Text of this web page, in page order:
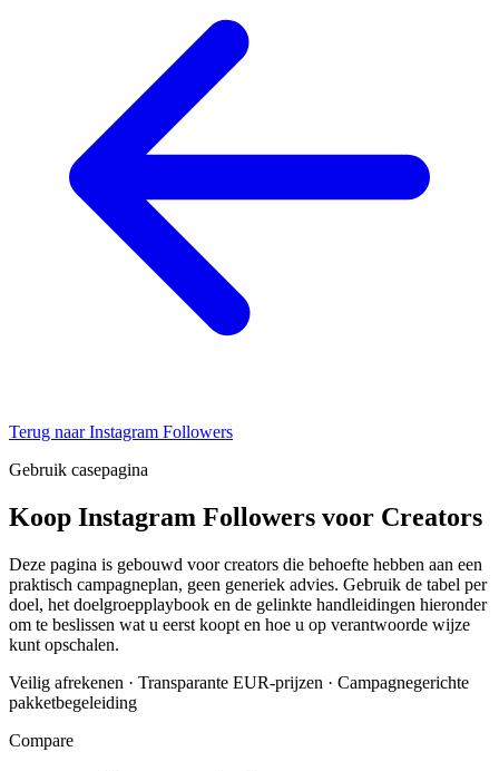
Terug naar Instagram Followers
Gebruik casepagina
Koop Instagram Followers voor Creators
Deze pagina is gebouwd voor creators die behoefte hebben aan een
praktisch campagneplan, geen generiek advies. Gebruik de tabel per
doel, het doelgroepplaybook en de gelinkte handleidingen hieronder
om te beslissen wat u eerst koopt en hoe u op verantwoorde wijze
kunt opschalen.
Veilig afrekenen · Transparante EUR-prijzen · Campagnegerichte
pakketbegeleiding
Compare